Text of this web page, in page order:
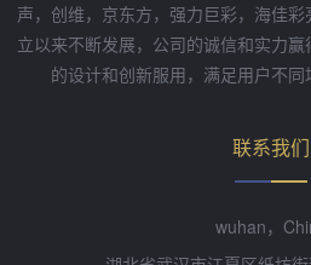
声，创维，京东方，强力巨彩，海佳
立以来不断发展，公司的诚信和实力
的设计和创新服用，满足用户不同
联系我们
wuhan，